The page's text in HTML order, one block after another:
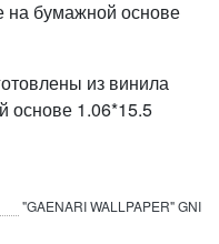
бумажной основе
из винила
основе 1.06*15.5
"GAENARI WALLPAPER" GNI